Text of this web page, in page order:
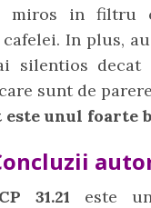
miros in filtru
In plus,
silentios decat
sunt de
unul foarte
31.21 este